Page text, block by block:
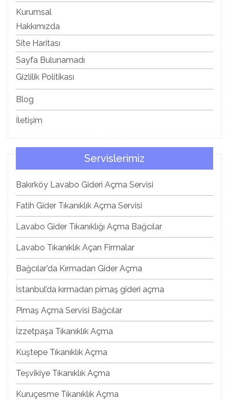
Kurumsal
Hakkımızda
Site Haritası
Sayfa Bulunamadı
Gizlilik Politikası
Blog
İletişim
Servislerimiz
Bakırköy Lavabo Gideri Açma Servisi
Fatih Gider Tıkanıklık Açma Servisi
Lavabo Gider Tıkanıklığı Açma Bağcılar
Lavabo Tıkanıklık Açan Firmalar
Bağcılar’da Kırmadan Gider Açma
İstanbul’da kırmadan pimaş gideri açma
Pimaş Açma Servisi Bağcılar
İzzetpaşa Tıkanıklık Açma
Kuştepe Tıkanıklık Açma
Teşvikiye Tıkanıklık Açma
Kuruçesme Tıkanıklık Açma